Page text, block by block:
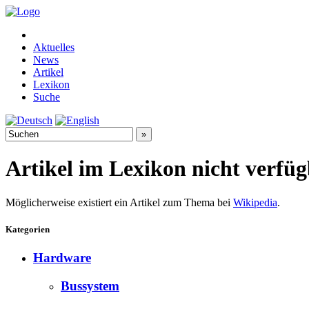
Aktuelles
News
Artikel
Lexikon
Suche
Artikel im Lexikon nicht
Möglicherweise existiert ein Artikel zum Thema bei Wikipedia.
Kategorien
Hardware
Bussystem